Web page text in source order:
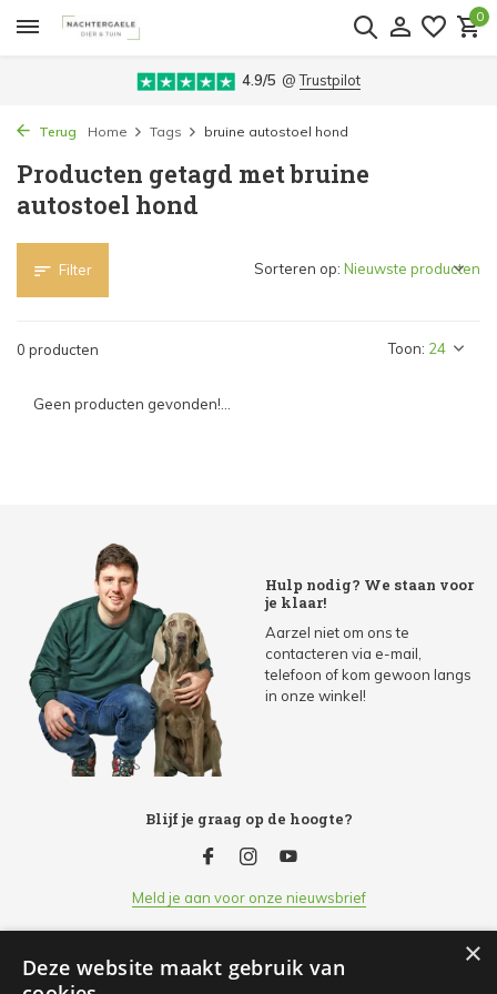
0
4.9/5 @Trustpilot
Terug Home Tags bruine autostoel hond
Producten getagd met bruine
autostoel hond
Filter
0 producten Toon:
Sorteren op:
Geen producten gevonden!...
Hulp nodig? We staan voor
je klaar!
Aarzel niet om ons te
contacteren via e-mail,
telefoon of kom gewoon langs
in onze winkel!
Blijf je graag op de hoogte?
Meld je aan voor onze nieuwsbrief
Klantenservice
×
Deze website maakt gebruik van